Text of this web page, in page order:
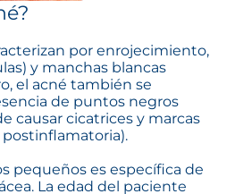
por enrojecimiento,
y manchas blancas
el acné también se
de puntos negros
causar cicatrices y marcas
pequeños es específica de
La edad del paciente